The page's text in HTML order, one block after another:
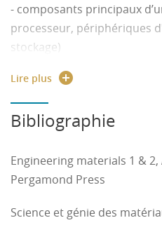
choisir un échangeur
utilisation industrielle
- composants principaux
processeur, périphériques
stockage)
- principe de
principe de fonctionnement
composants)
Lire plus
Bibliographie
Engineering materials 1 & 2,
Pergamond Press
Science et génie des